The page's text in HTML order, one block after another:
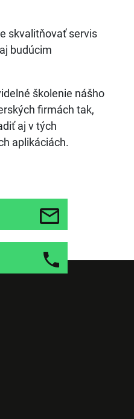
skvalitňovať servis
budúcim
školenie nášho
firmách tak,
aj v tých
aplikáciách.